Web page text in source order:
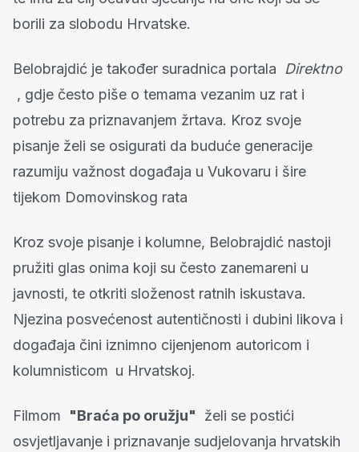
borili za slobodu Hrvatske.
Belobrajdić je također suradnica portala Direktno
, gdje često piše o temama vezanim uz rat i
potrebu za priznavanjem žrtava. Kroz svoje
pisanje želi se osigurati da buduće generacije
razumiju važnost događaja u Vukovaru i šire
tijekom Domovinskog rata
Kroz svoje pisanje i kolumne, Belobrajdić nastoji
pružiti glas onima koji su često zanemareni u
javnosti, te otkriti složenost ratnih iskustava.
Njezina posvećenost autentičnosti i dubini likova i
događaja čini iznimno cijenjenom autoricom i
kolumnisticom u Hrvatskoj.
Filmom "Braća po oružju" želi se postići
osvjetljavanje i priznavanje sudjelovanja hrvatskih